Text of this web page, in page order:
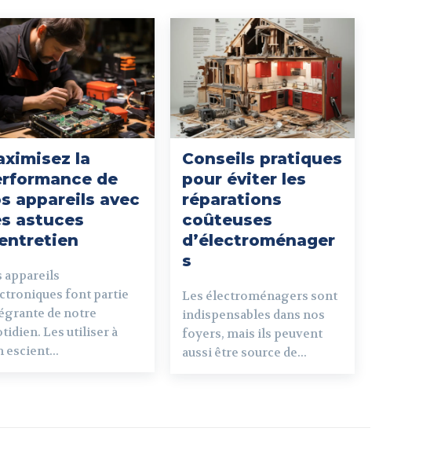
la
de
appareils avec
astuces
appareils
font partie
de notre
Les utiliser à
escient...
Conseils pratiques
pour éviter les
réparations
coûteuses
d’électroménager
s
Les électroménagers sont
indispensables dans nos
foyers, mais ils peuvent
aussi être source de...